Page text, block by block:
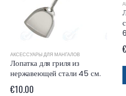
И КОТЛЫ
,ШАМПУРА
АКСЕССУАРЫ ДЛЯ МАНГАЛОВ
Лопатка для гриля из
нержавеющей стали 45 см.
€10.00
€